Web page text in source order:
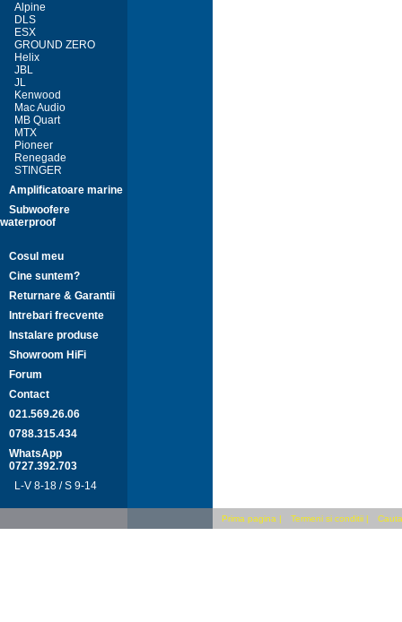
Alpine
DLS
ESX
GROUND ZERO
Helix
JBL
JL
Kenwood
Mac Audio
MB Quart
MTX
Pioneer
Renegade
STINGER
Amplificatoare marine
Subwoofere
waterproof
Cosul meu
Cine suntem?
Returnare & Garantii
Intrebari frecvente
Instalare produse
Showroom HiFi
Forum
Contact
021.569.26.06
0788.315.434
WhatsApp
0727.392.703
L-V 8-18 / S 9-14
Prima pagina | Termeni si conditii |